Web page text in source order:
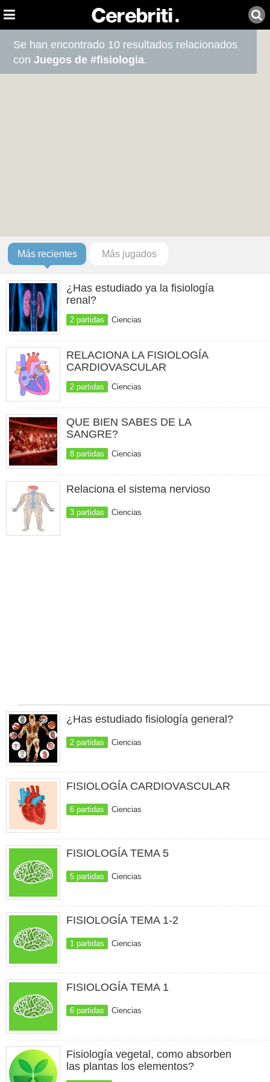
Se han encontrado 10 resultados relacionados
conJuegos de #fisiologia.
Más recientes Más jugados
¿Has estudiado ya la fisiología
renal?
2 partidas Ciencias
RELACIONA LA FISIOLOGÍA
CARDIOVASCULAR
2 partidas Ciencias
QUE BIEN SABES DE LA
SANGRE?
8 partidas Ciencias
Relaciona el sistema nervioso
3 partidas Ciencias
¿Has estudiado fisiología general?
2 partidas Ciencias
FISIOLOGÍA CARDIOVASCULAR
6 partidas Ciencias
FISIOLOGÍA TEMA 5
5 partidas Ciencias
FISIOLOGÍA TEMA 1-2
1 partidas Ciencias
FISIOLOGÍA TEMA 1
6 partidas Ciencias
Fisiología vegetal, como absorben
las plantas los elementos?